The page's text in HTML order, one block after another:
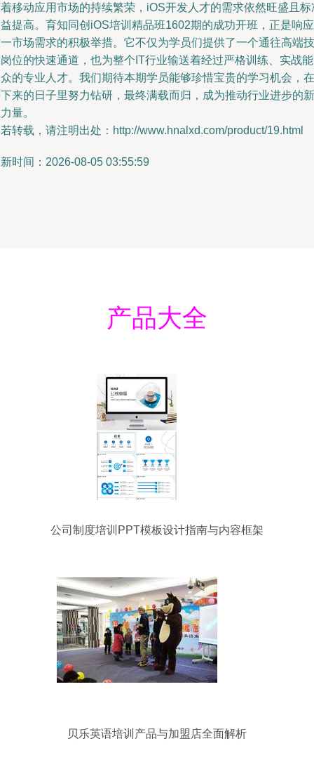
移动应用市场的持续繁荣，iOS开发人才的需求依然旺盛且标
提高。育知同创iOS培训精品班1602期的成功开班，正是响应
市场需求的积极举措。它不仅为学员们提供了一个通往高端技
位的快速通道，也为整个IT行业输送着经过严格训练、实战
的专业人才。我们期待本期学员能够珍惜宝贵的学习机会，在
来的日子里努力钻研，最终满载而归，成为推动行业进步的新
量。
转载，请注明出处：http://www.hnalxd.com/product/19.html
时间：2026-08-05 03:55:59
产品大全
公司制度培训PPT模板设计指南与内容框架
贝乐英语培训产品与加盟店全面解析